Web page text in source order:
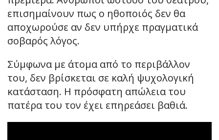
επισημαίνουν πως ο ηθοποιός δεν θα
αποχωρούσε αν δεν υπήρχε πραγματικά
σοβαρός λόγος.
Σύμφωνα με άτομα από το περιβάλλον
του, δεν βρίσκεται σε καλή ψυχολογική
κατάσταση. Η πρόσφατη απώλεια του
πατέρα του τον έχει επηρεάσει βαθιά.